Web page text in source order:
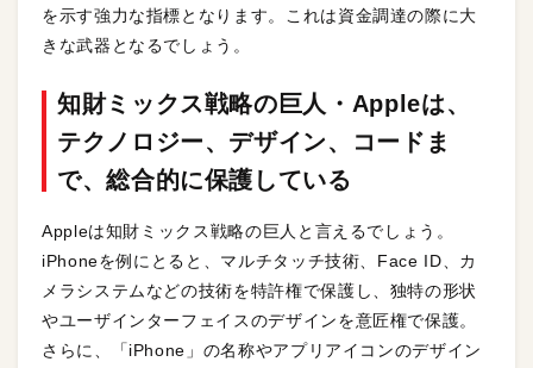
を示す強力な指標となります。これは資金調達の際に大
きな武器となるでしょう。
知財ミックス戦略の巨人・Appleは、
テクノロジー、デザイン、コードま
で、総合的に保護している
Appleは知財ミックス戦略の巨人と言えるでしょう。
iPhoneを例にとると、マルチタッチ技術、Face ID、カ
メラシステムなどの技術を特許権で保護し、独特の形状
やユーザインターフェイスのデザインを意匠権で保護。
さらに、「iPhone」の名称やアプリアイコンのデザイン